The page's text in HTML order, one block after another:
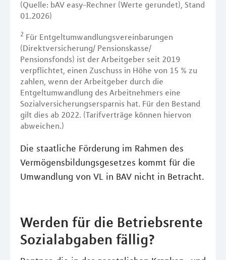
(Quelle: bAV easy-Rechner (Werte gerundet), Stand
01.2026)
2 Für Entgeltumwandlungsvereinbarungen
(Direktversicherung/ Pensionskasse/
Pensionsfonds) ist der Arbeitgeber seit 2019
verpflichtet, einen Zuschuss in Höhe von 15 % zu
zahlen, wenn der Arbeitgeber durch die
Entgeltumwandlung des Arbeitnehmers eine
Sozialversicherungsersparnis hat. Für den Bestand
gilt dies ab 2022. (Tarifverträge können hiervon
abweichen.)
Die staatliche Förderung im Rahmen des
Vermögensbildungsgesetzes kommt für die
Umwandlung von VL in BAV nicht in Betracht.
Werden für die Betriebsrente
Sozialabgaben fällig?